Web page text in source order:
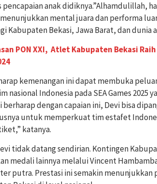
pencapaian anak didiknya.”Alhamdulillah,
mental juara dan performa
Kabupaten Bekasi, Jawa Barat, dan dunia
PON XXI, Atlet Kabupaten Bekasi
kemenangan ini dapat membuka
nasional Indonesia pada SEA Games 2025
berharap dengan capaian ini, Devi bisa
untuk memperkuat tim estafet
katanya.
tidak datang sendirian. Kontingen
medali lainnya melalui Vincent
putra. Prestasi ini semakin